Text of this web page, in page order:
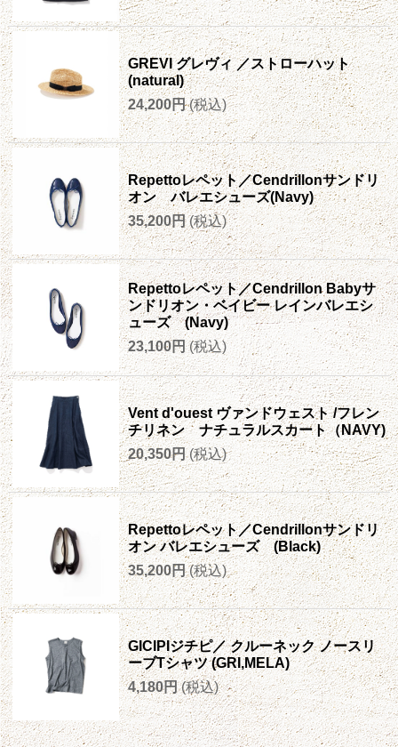
GREVI グレヴィ ／ストローハット
(natural)
24,200円 (税込)
Repettoレペット／Cendrillonサンドリ
オン バレエシューズ(Navy)
35,200円 (税込)
Repettoレペット／Cendrillon Babyサ
ンドリオン・ベイビー レインバレエシ
ューズ (Navy)
23,100円 (税込)
Vent d'ouest ヴァンドウェスト /フレン
チリネン ナチュラルスカート（NAVY)
20,350円 (税込)
Repettoレペット／Cendrillonサンドリ
オン バレエシューズ (Black)
35,200円 (税込)
GICIPIジチピ／ クルーネック ノースリ
ーブTシャツ (GRI,MELA)
4,180円 (税込)